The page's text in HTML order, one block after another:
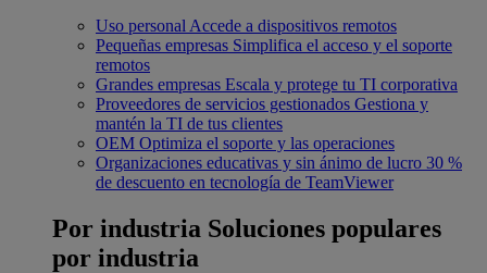
Uso personal Accede a dispositivos remotos
Pequeñas empresas Simplifica el acceso y el soporte
remotos
Grandes empresas Escala y protege tu TI corporativa
Proveedores de servicios gestionados Gestiona y
mantén la TI de tus clientes
OEM Optimiza el soporte y las operaciones
Organizaciones educativas y sin ánimo de lucro 30 %
de descuento en tecnología de TeamViewer
Por industria Soluciones populares
por industria